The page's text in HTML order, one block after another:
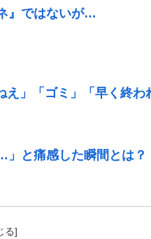
』ではないが…
」「ゴミ」「早く終わ
」と痛感した瞬間とは？